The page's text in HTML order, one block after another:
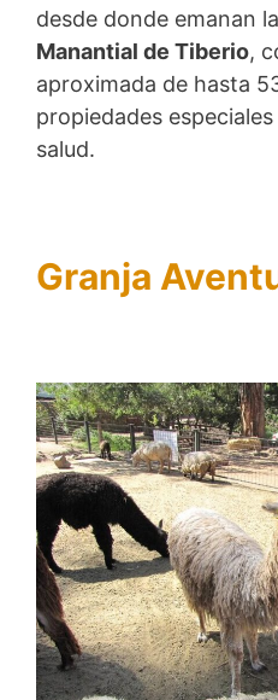
desde donde emanan
Manantial de Tiberio,
aproximada de hasta
propiedades
salud.
Granja